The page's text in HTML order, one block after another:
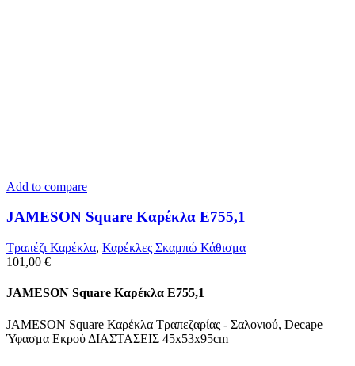
Add to compare
JAMESON Square Καρέκλα Ε755,1
Τραπέζι Καρέκλα, Καρέκλες Σκαμπώ Κάθισμα
101,00 €
JAMESON Square Καρέκλα Ε755,1
JAMESON Square Καρέκλα Τραπεζαρίας - Σαλονιού, Decape
Ύφασμα Εκρού ΔΙΑΣΤΑΣΕΙΣ 45x53x95cm